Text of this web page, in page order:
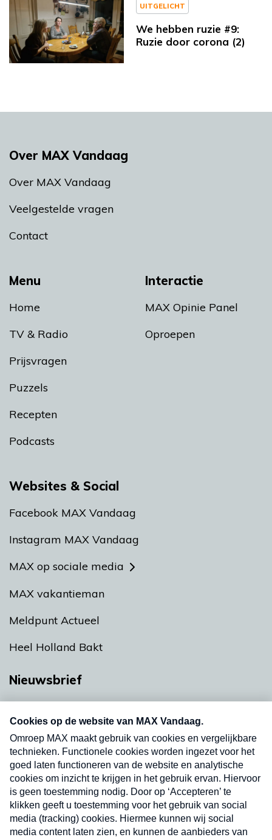
UITGELICHT
We hebben ruzie #9:
Ruzie door corona (2)
Menu
Home
TV & Radio
Prijsvragen
Puzzels
Recepten
Podcasts
Interactie
MAX Opinie Panel
Oproepen
Over MAX Vandaag
Over MAX Vandaag
Veelgestelde vragen
Contact
Websites & Social
Facebook MAX Vandaag
Instagram MAX Vandaag
MAX op sociale media
MAX vakantieman
Meldpunt Actueel
Heel Holland Bakt
Nieuwsbrief
nieuwsbrief. Elke vrijdag- en dinsdagochtend in
uw mailbox.
Verzend